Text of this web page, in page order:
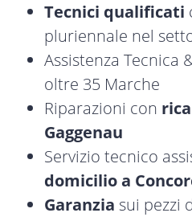
Tecnici qualificati
pluriennale nel
Assistenza Tecnica
oltre 35 Marche
Riparazioni con
Gaggenau
Servizio tecnico
domicilio a
Garanzia sui pezzi